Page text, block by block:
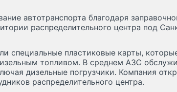
автотранспорта благодаря
распределительного центра под
специальные пластиковые карты,
топливом. В среднем АЗС
дизельные погрузчики. Компания
распределительного центра.